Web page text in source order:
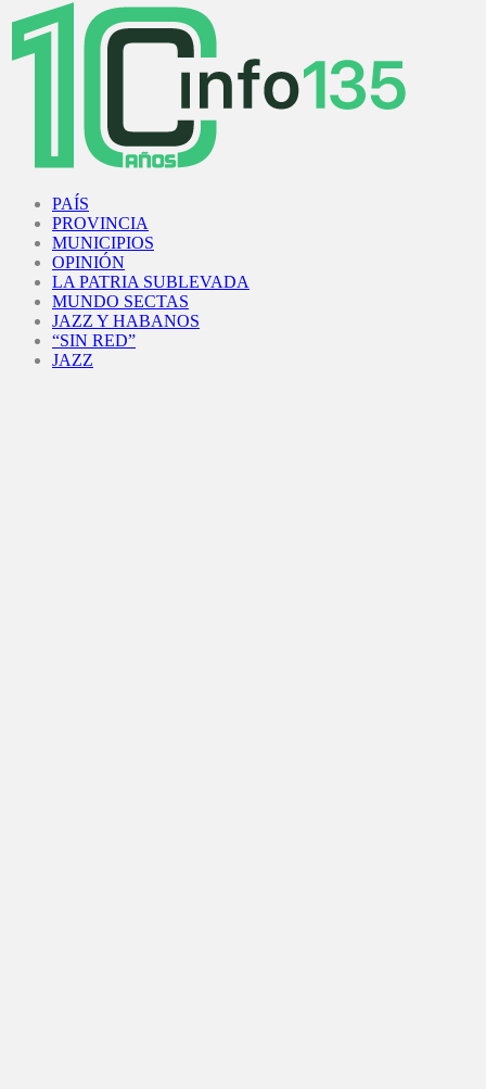
PAÍS
PROVINCIA
MUNICIPIOS
OPINIÓN
LA PATRIA SUBLEVADA
MUNDO SECTAS
JAZZ Y HABANOS
“SIN RED”
JAZZ